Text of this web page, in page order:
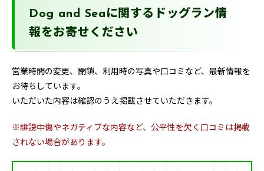
Dog and Seaに関するドッグラン情
報をお寄せください
営業時間の変更、閉鎖、利用時の写真や口コミなど、最新情報を
お待ちしています。
いただいた内容は確認のうえ掲載させていただきます。
※誹謗中傷やネガティブな内容など、公平性を欠く口コミは掲載
されない場合があります。